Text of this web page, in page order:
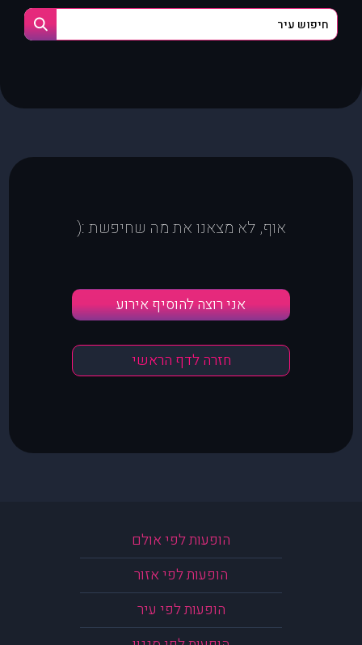
אוף, לא מצאנו את מה שחיפשת :(
אני רוצה להוסיף אירוע
חזרה לדף הראשי
הופעות לפי אולם
הופעות לפי אזור
הופעות לפי עיר